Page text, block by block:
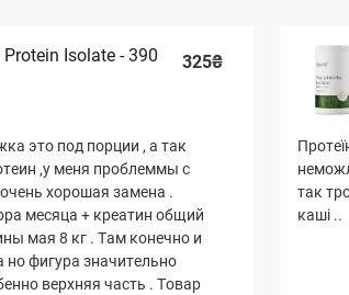
Protein Isolate - 390
325₴
это под порции , а так
,у меня проблеммы с
хорошая замена .
месяца + креатин общий
мая 8 кг . Там конечно и
фигура значительно
верхняя часть . Товар
так
каші ..